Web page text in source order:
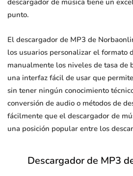
descargador de música tiene un
punto.
El descargador de MP3 de
los usuarios personalizar el formato
manualmente los niveles de tasa de
una interfaz fácil de usar que
sin tener ningún conocimiento
conversión de audio o métodos de
fácilmente que el descargador de
una posición popular entre los
Descargador de MP3